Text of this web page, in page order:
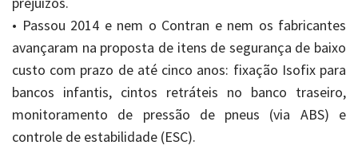
• Passou 2014 e nem o Contran e nem os fabricantes
avançaram na proposta de itens de segurança de baixo
custo com prazo de até cinco anos: fixação Isofix para
bancos infantis, cintos retráteis no banco traseiro,
monitoramento de pressão de pneus (via ABS) e
controle de estabilidade (ESC).